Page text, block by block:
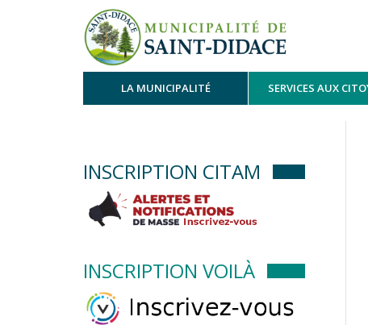
LA MUNICIPALITÉ SERVICES AUX
INSCRIPTION CITAM
INSCRIPTION VOILÀ